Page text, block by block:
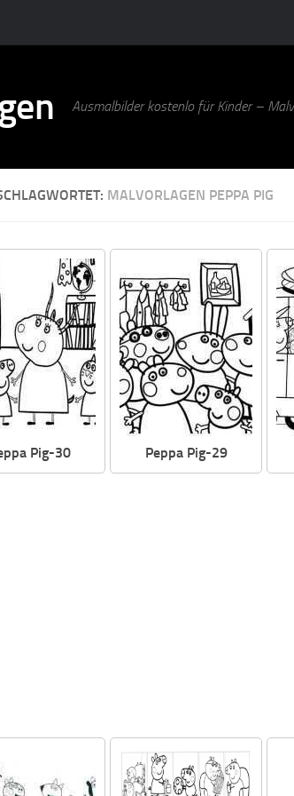
Ausmalbilder kostenlo für Kinder –
MALVORLAGEN PEPPA PIG
Pig-30 Peppa Pig-29